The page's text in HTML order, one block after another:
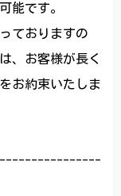
能です。
ておりますの
、お客様が長く
お約束いたしま